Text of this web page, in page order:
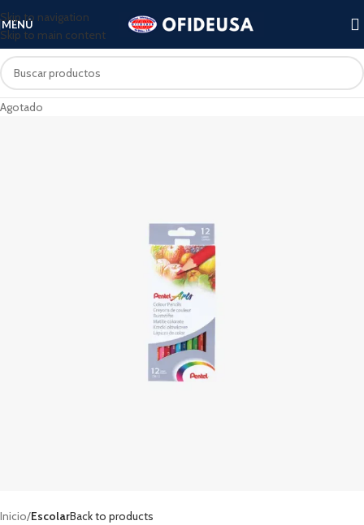
Skip to navigation
Skip to main content
MENÚ
Agotado
Inicio EscolarBack to products